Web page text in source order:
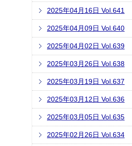
2025年04月16日 Vol.641
2025年04月09日 Vol.640
2025年04月02日 Vol.639
2025年03月26日 Vol.638
2025年03月19日 Vol.637
2025年03月12日 Vol.636
2025年03月05日 Vol.635
2025年02月26日 Vol.634